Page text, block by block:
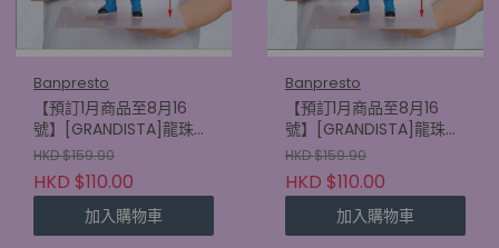
Banpresto
【預訂1月商品至8月16
號】[GRANDISTA]龍珠超
比魯斯 超級撒亞人神 超級
撒亞人孫悟空
(4580886900169)
HKD $159.90
HKD $110.00
加入購物車
Banpresto
【預訂1月商品至8月16
號】[GRANDISTA]龍珠超
比魯斯 超級撒亞人孫悟空
(4580886900152)
HKD $159.90
HKD $110.00
加入購物車